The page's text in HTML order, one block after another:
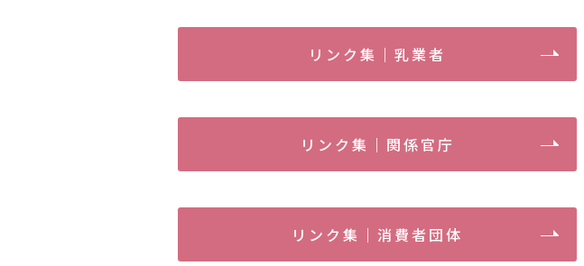
リンク集｜乳業者
リンク集｜関係官庁
リンク集｜消費者団体